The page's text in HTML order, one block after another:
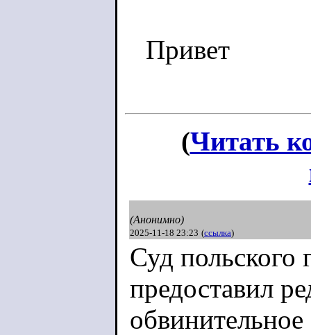
Привет
(Читать
(Анонимно)
2025-11-18 23:23 (ссылка)
Суд польского
предоставил